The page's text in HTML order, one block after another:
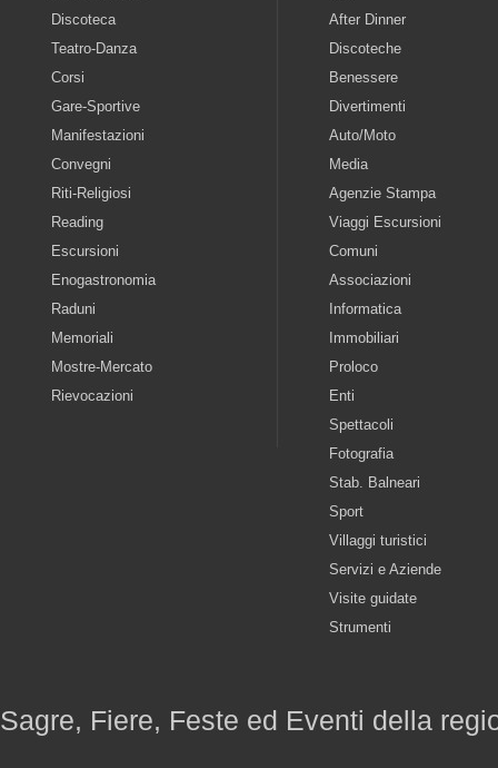
Discoteca
Teatro-Danza
Corsi
Gare-Sportive
Manifestazioni
Convegni
Riti-Religiosi
Reading
Escursioni
Enogastronomia
Raduni
Memoriali
Mostre-Mercato
Rievocazioni
After Dinner
Discoteche
Benessere
Divertimenti
Auto/Moto
Media
Agenzie Stampa
Viaggi Escursioni
Comuni
Associazioni
Informatica
Immobiliari
Proloco
Enti
Spettacoli
Fotografia
Stab. Balneari
Sport
Villaggi turistici
Servizi e Aziende
Visite guidate
Strumenti
Sagre, Fiere, Feste ed Eventi della